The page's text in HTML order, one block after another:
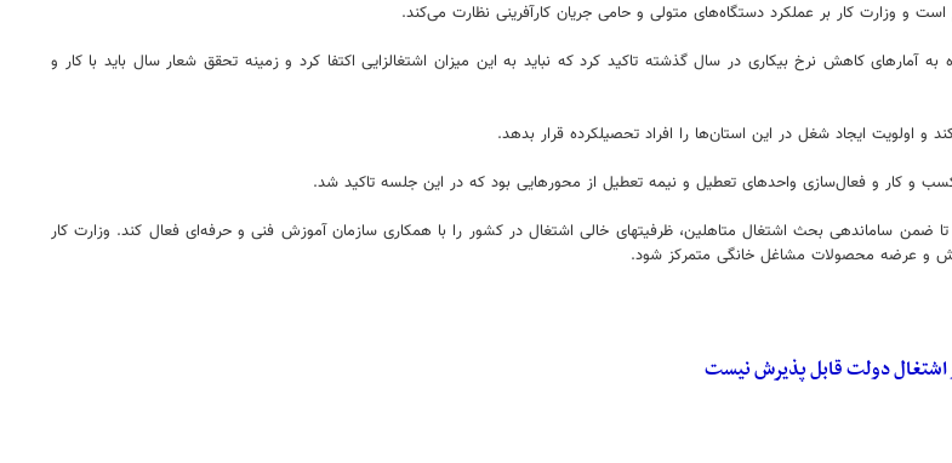
و وزارت کار بر عملکرد دستگاه‌های متولی و حامی جریان کارآفرینی نظارت می‌کند.
کاهش نرخ بیکاری در سال گذشته تاکید کرد که نباید به این میزان اشتغالزایی اکتفا کرد و زمینه تحقق شعار سال باید با کار و
و اولویت ایجاد شغل در این استان‌ها را افراد تحصیلکرده قرار بدهد.
و کار و فعال‌سازی واحدهای تعطیل و نیمه تعطیل از محورهایی بود که در این جلسه تاکید شد.
ضمن ساماندهی بحث اشتغال متاهلین، ظرفیتهای خالی اشتغال در کشور را با همکاری سازمان آموزش فنی و حرفه‌ای فعال کند. وزارت کار
و عرضه محصولات مشاغل خانگی متمرکز شود.
دولت قابل پذیرش نیست